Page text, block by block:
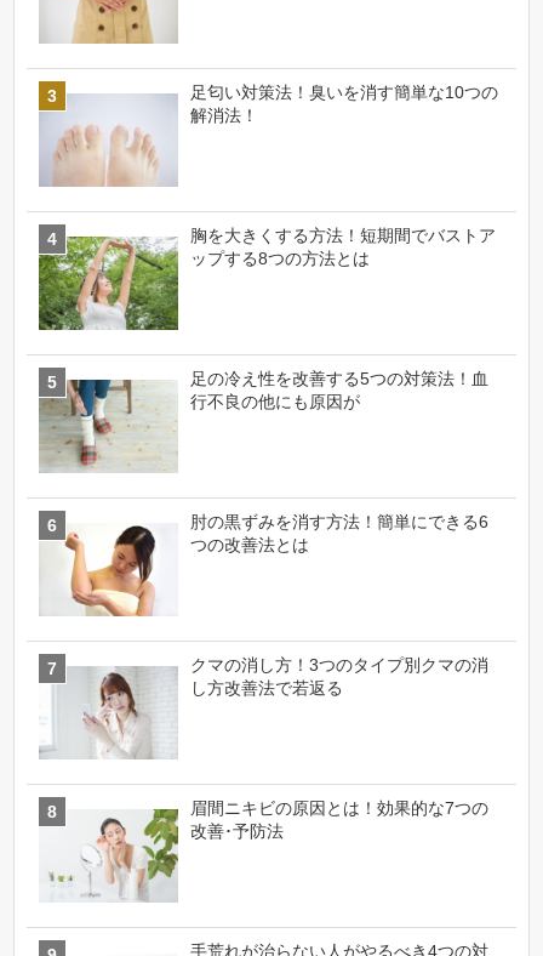
足匂い対策法！臭いを消す簡単な10つの
解消法！
胸を大きくする方法！短期間でバストア
ップする8つの方法とは
足の冷え性を改善する5つの対策法！血
行不良の他にも原因が
肘の黒ずみを消す方法！簡単にできる6
つの改善法とは
クマの消し方！3つのタイプ別クマの消
し方改善法で若返る
眉間ニキビの原因とは！効果的な7つの
改善･予防法
手荒れが治らない人がやるべき4つの対